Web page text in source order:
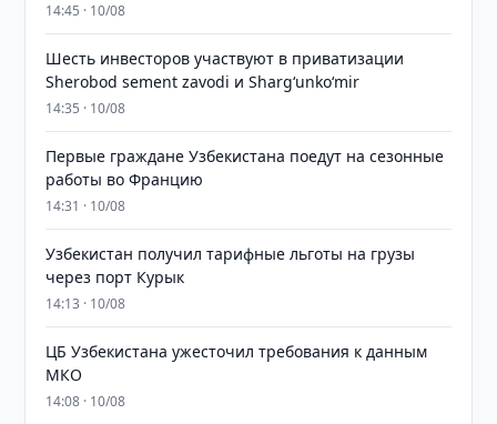
14:45 · 10/08
Шесть инвесторов участвуют в приватизации
Sherobod sement zavodi и Shargʻunkoʻmir
14:35 · 10/08
Первые граждане Узбекистана поедут на сезонные
работы во Францию
14:31 · 10/08
Узбекистан получил тарифные льготы на грузы
через порт Курык
14:13 · 10/08
ЦБ Узбекистана ужесточил требования к данным
МКО
14:08 · 10/08